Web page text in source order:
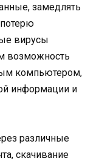
замедлять
вирусы
возможность
компьютером,
информации и
различные
скачивание